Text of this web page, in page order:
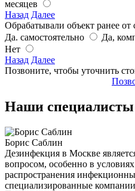
месяцев
Назад Далее
Обрабатывали объект ранее от
Да. самостоятельно
Да,
Нет
Назад Далее
Позвоните, чтобы уточнить
Наши специалисты
Борис Саблин
Дезинфекция в Москве
вопросом, особенно в
распространения
специализированные